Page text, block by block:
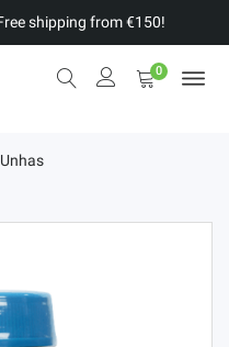
shipping from €150!
0